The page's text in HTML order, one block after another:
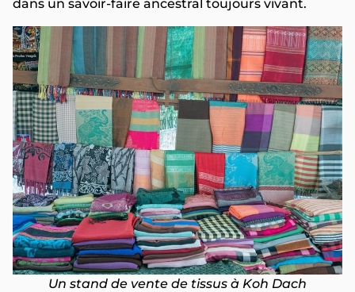
dans un savoir-faire ancestral toujours vivant.
Un stand de vente de tissus à Koh Dach